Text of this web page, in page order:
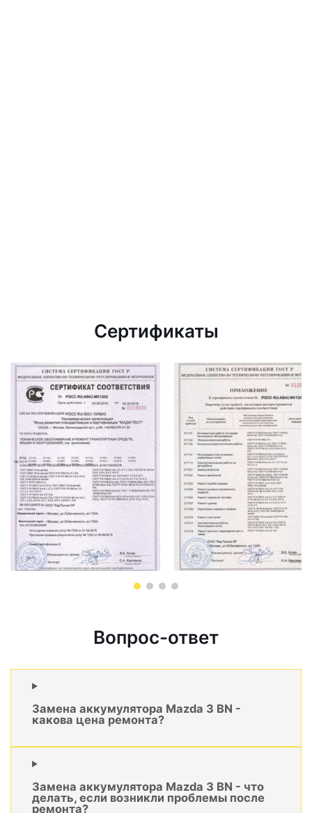
Сертификаты
Вопрос-ответ
Замена аккумулятора Mazda 3 BN -
какова цена ремонта?
Замена аккумулятора Mazda 3 BN - что
делать, если возникли проблемы после
ремонта?